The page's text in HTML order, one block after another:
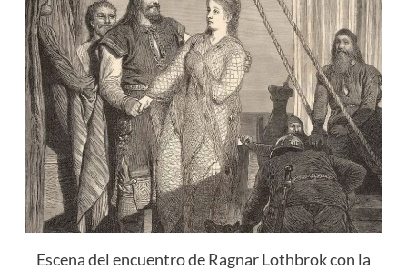
Escena del encuentro de Ragnar Lothbrok con la